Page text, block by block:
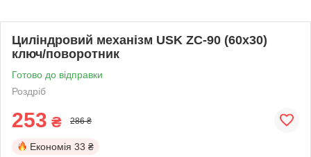
Циліндровий механізм USK ZC-90 (60x30)
ключ/поворотник
Готово до відправки
Роздріб
253 ₴ 286 ₴
Економія 33 ₴